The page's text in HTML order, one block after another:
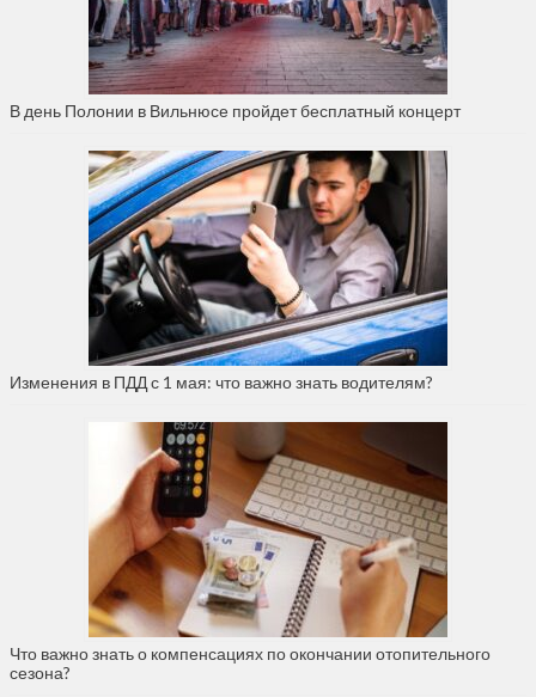
В день Полонии в Вильнюсе пройдет бесплатный концерт
Изменения в ПДД с 1 мая: что важно знать водителям?
Что важно знать о компенсациях по окончании отопительного
сезона?